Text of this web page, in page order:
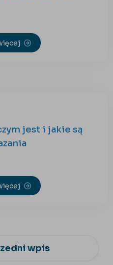
jest i jakie są
wpis